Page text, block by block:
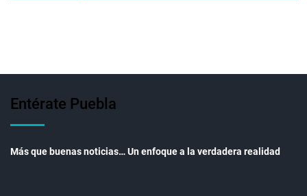
Entérate Puebla
Más que buenas noticias… Un enfoque a la verdadera realidad